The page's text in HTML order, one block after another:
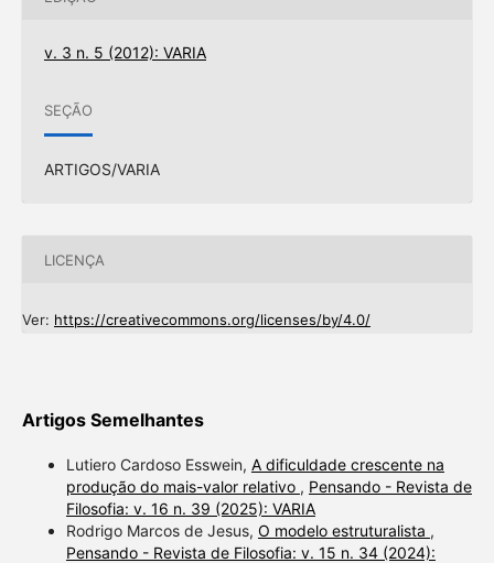
v. 3 n. 5 (2012): VARIA
SEÇÃO
ARTIGOS/VARIA
LICENÇA
Ver: https://creativecommons.org/licenses/by/4.0/
Artigos Semelhantes
Lutiero Cardoso Esswein, A dificuldade crescente na
produção do mais-valor relativo , Pensando - Revista de
Filosofia: v. 16 n. 39 (2025): VARIA
Rodrigo Marcos de Jesus, O modelo estruturalista ,
Pensando - Revista de Filosofia: v. 15 n. 34 (2024):